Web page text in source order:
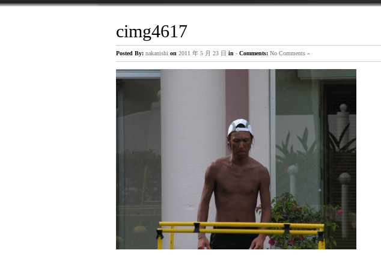
主治医が見つかる診療所
5月12日の「主治医が見つかる診療所」に出演致しました。 お題は、
グ方法を、 ご紹介させて頂きました。 http://www.tv-
tokyo.co.jp/shujii/backnumber/140512/index.html
宮古島合宿 5日目
cimg4617
Posted By:nakanishi on 2011 年 5 月 23 日 in - Comments: No Comments »